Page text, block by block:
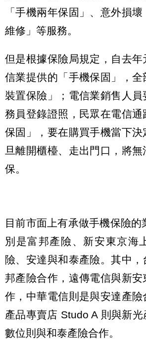
「手機兩年保固」、意外損
維修」等服務。
但是根據保險局規定，自去
信業提供的「手機保固」，全
裝置保險」；電信業銷售人
務員登錄證照，民眾在電信通
保固」，要在購買手機當下決
旦離開櫃檯、走出門口，將
保。
目前市面上有承做手機保險的
別是富邦產險、新安東京海
險、安達與和泰產險。其中，
邦產險合作，遠傳電信與新安
作，中華電信則是與安達產險
產品專賣店 Studo A 則與新
數位則與和泰產險合作。